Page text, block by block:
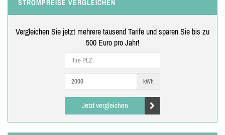
STROMPREISE VERGLEICHEN
Vergleichen Sie jetzt mehrere tausend Tarife und sparen Sie bis zu
500 Euro pro Jahr!
kWh
Jetzt vergleichen